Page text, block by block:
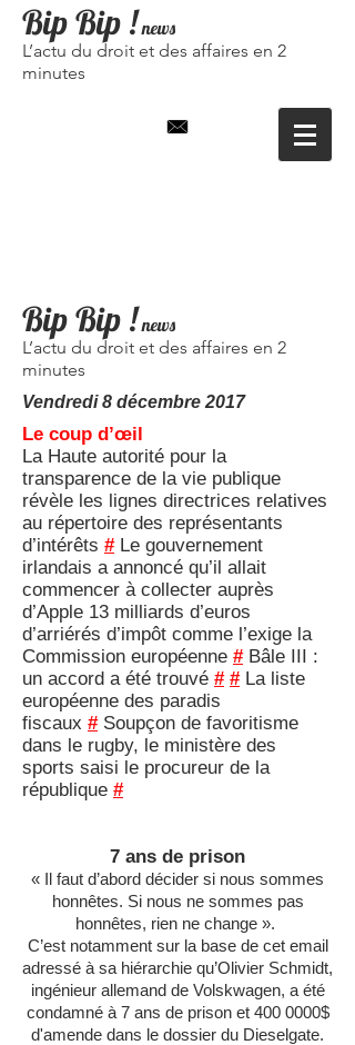
Bip Bip ! news
L’actu du droit et des affaires en 2
minutes
Bip Bip ! news
L’actu du droit et des affaires en 2
minutes
Vendredi 8 décembre 2017
Le coup d’œil
La Haute autorité pour la
transparence de la vie publique
révèle les lignes directrices relatives
au répertoire des représentants
d’intérêts #Le gouvernement
irlandais a annoncé qu’il allait
commencer à collecter auprès
d’Apple 13 milliards d’euros
d’arriérés d’impôt comme l’exige la
Commission européenne #Bâle III :
un accord a été trouvé # #La liste
européenne des paradis
fiscaux #Soupçon de favoritisme
dans le rugby, le ministère des
sports saisi le procureur de la
république #
7 ans de prison
« Il faut d’abord décider si nous sommes
honnêtes. Si nous ne sommes pas
honnêtes, rien ne change ».
C’est notamment sur la base de cet email
adressé à sa hiérarchie qu’Olivier Schmidt,
ingénieur allemand de Volskwagen, a été
condamné à 7 ans de prison et 400 0000$
d'amende dans le dossier du Dieselgate.